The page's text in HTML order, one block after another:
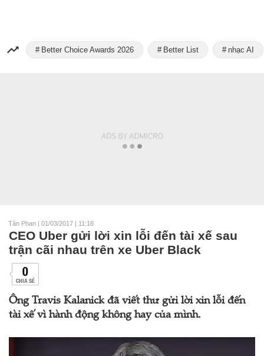
Better Choice Awards 2026 Better List nhạc AI
Tân Phan | 01/03/2017 | 11:18
CEO Uber gửi lời xin lỗi đến tài xế sau
trận cãi nhau trên xe Uber Black
0
CHIA SẺ
Ông Travis Kalanick đã viết thư gửi lời xin lỗi đến
tài xế vì hành động không hay của mình.